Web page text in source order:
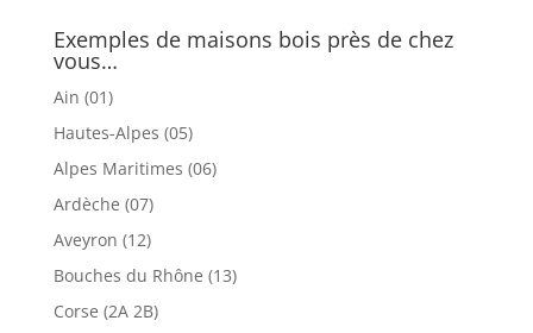
Exemples de maisons bois près de chez
vous…
Ain (01)
Hautes-Alpes (05)
Alpes Maritimes (06)
Ardèche (07)
Aveyron (12)
Bouches du Rhône (13)
Corse (2A 2B)